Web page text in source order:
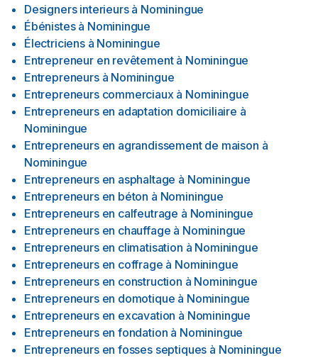
Designers interieurs à Nominingue
Ébénistes à Nominingue
Électriciens à Nominingue
Entrepreneur en revêtement à Nominingue
Entrepreneurs à Nominingue
Entrepreneurs commerciaux à Nominingue
Entrepreneurs en adaptation domiciliaire à
Nominingue
Entrepreneurs en agrandissement de maison à
Nominingue
Entrepreneurs en asphaltage à Nominingue
Entrepreneurs en béton à Nominingue
Entrepreneurs en calfeutrage à Nominingue
Entrepreneurs en chauffage à Nominingue
Entrepreneurs en climatisation à Nominingue
Entrepreneurs en coffrage à Nominingue
Entrepreneurs en construction à Nominingue
Entrepreneurs en domotique à Nominingue
Entrepreneurs en excavation à Nominingue
Entrepreneurs en fondation à Nominingue
Entrepreneurs en fosses septiques à Nominingue